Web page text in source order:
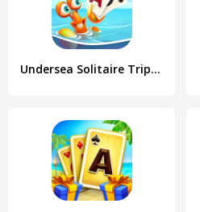
Undersea Solitaire Tripeaks